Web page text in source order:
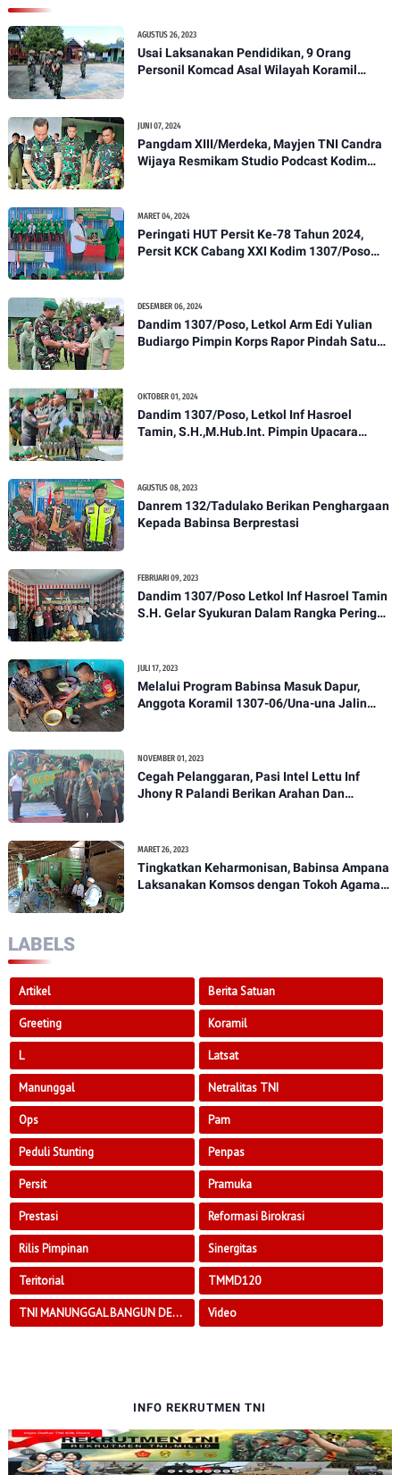
AGUSTUS 26, 2023
Usai Laksanakan Pendidikan, 9 Orang
Personil Komcad Asal Wilayah Koramil
JUNI 07, 2024
Pangdam XIII/Merdeka, Mayjen TNI Candra
Wijaya Resmikam Studio Podcast Kodim
MARET 04, 2024
Peringati HUT Persit Ke-78 Tahun 2024,
Persit KCK Cabang XXI Kodim 1307/Poso
DESEMBER 06, 2024
Dandim 1307/Poso, Letkol Arm Edi Yulian
Budiargo Pimpin Korps Rapor Pindah Satuan
OKTOBER 01, 2024
Dandim 1307/Poso, Letkol Inf Hasroel
Tamin, S.H.,M.Hub.Int. Pimpin Upacara
AGUSTUS 08, 2023
Danrem 132/Tadulako Berikan Penghargaan
Kepada Babinsa Berprestasi
FEBRUARI 09, 2023
Dandim 1307/Poso Letkol Inf Hasroel Tamin
S.H. Gelar Syukuran Dalam Rangka Peringati
JULI 17, 2023
Melalui Program Babinsa Masuk Dapur,
Anggota Koramil 1307-06/Una-una Jalin
NOVEMBER 01, 2023
Cegah Pelanggaran, Pasi Intel Lettu Inf
Jhony R Palandi Berikan Arahan Dan
MARET 26, 2023
Tingkatkan Keharmonisan, Babinsa Ampana
Laksanakan Komsos dengan Tokoh Agama
LABELS
Artikel Berita Satuan
Greeting Koramil
L Latsat
Manunggal Netralitas TNI
Ops Pam
Peduli Stunting Penpas
Persit Pramuka
Prestasi Reformasi Birokrasi
Rilis Pimpinan Sinergitas
Teritorial TMMD120
TNI MANUNGGAL BANGUN DESA Video
INFO REKRUTMEN TNI